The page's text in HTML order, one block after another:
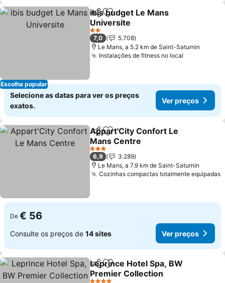
Escolha popular
PartilharAdicionar aos favoritos
ibis budget Le Mans
Universite
Ver preços
2 Estrelas
7,0
5.708
Le Mans, a 5.2 km de Saint-Saturnin
Instalações de fitness no local
Selecione as datas para ver os preços
exatos.
Ver preços
PartilharAdicionar aos favoritos
Appart'City Confort Le
Mans Centre
Ver preços
3 Estrelas
6,9
3.289
Le Mans, a 7.9 km de Saint-Saturnin
Cozinhas compactas totalmente equipadas
De € 56
Consulte os preços de 14 sites Ver preços
PartilharAdicionar aos favoritos
Leprince Hotel Spa, BW
Premier Collection